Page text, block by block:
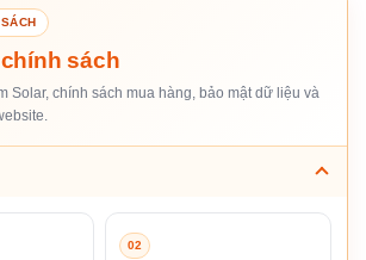
chính sách
Solar, chính sách mua hàng, bảo mật dữ liệu và
02